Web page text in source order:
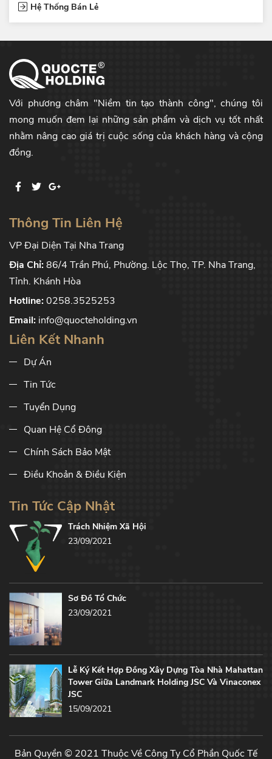
Hệ Thống Bán Lẻ
Với phương châm "Niềm tin tạo thành công", chúng tôi
mong muốn đem lại những sản phẩm và dịch vụ tốt nhất
nhằm nâng cao giá trị cuộc sống của khách hàng và cộng
đồng.
Thông Tin Liên Hệ
VP Đại Diện Tại Nha Trang
Địa Chỉ:86/4 Trần Phú, Phường. Lộc Thọ, TP. Nha Trang,
Tỉnh. Khánh Hòa
Hotline:0258.3525253
Email: info@quocteholding.vn
Liên Kết Nhanh
Dự Án
Tin Tức
Tuyển Dụng
Quan Hệ Cổ Đông
Chính Sách Bảo Mật
Điều Khoản & Điều Kiện
Tin Tức Cập Nhật
Trách Nhiệm Xã Hội
23/09/2021
Sơ Đồ Tổ Chức
23/09/2021
Lễ Ký Kết Hợp Đồng Xây Dựng Tòa Nhà Mahattan
Tower Giữa Landmark Holding JSC Và Vinaconex
JSC
15/09/2021
Bản Quyền © 2021 Thuộc Về Công Ty Cổ Phần Quốc Tế